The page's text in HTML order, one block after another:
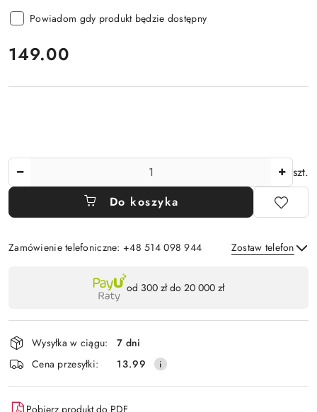
Powiadom gdy produkt będzie dostępny
cena:
149.00
szt.
Do koszyka
Zamówienie telefoniczne: +48 514 098 944 Zostaw telefon
płatność
i
dostawa
od 300 zł do 20 000 zł
Wysyłka w ciągu:
7 dni
Cena przesyłki:
13.99
Pobierz produkt do PDF